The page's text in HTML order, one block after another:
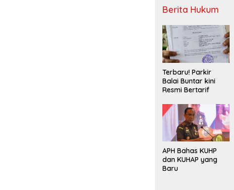
Berita Hukum
Terbaru! Parkir
Balai Buntar kini
Resmi Bertarif
APH Bahas KUHP
dan KUHAP yang
Baru